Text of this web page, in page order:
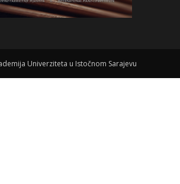
Univerziteta u Istočnom Sarajevu